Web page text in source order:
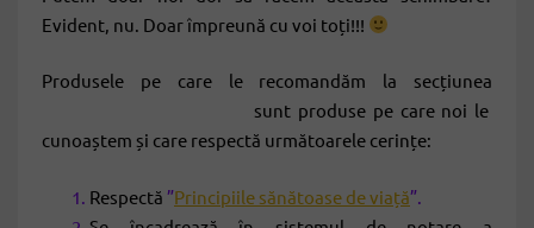
Evident, nu. Doar împreună cu voi toți!!!
Produsele pe care le recomandăm la secțiunea
sunt produse pe care noi le
cunoaștem și care respectă următoarele cerințe:
Respectă ”Principiile sănătoase de viață”.